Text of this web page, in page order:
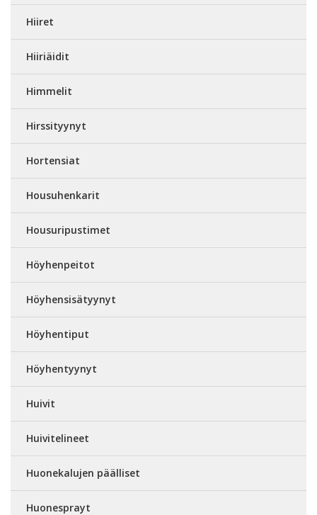
Hiiret
Hiiriäidit
Himmelit
Hirssityynyt
Hortensiat
Housuhenkarit
Housuripustimet
Höyhenpeitot
Höyhensisätyynyt
Höyhentiput
Höyhentyynyt
Huivit
Huivitelineet
Huonekalujen päälliset
Huonesprayt